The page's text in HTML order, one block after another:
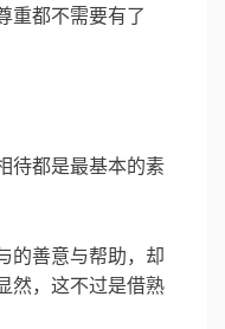
重都不需要有了
待都是最基本的素
的善意与帮助，却
然，这不过是借熟